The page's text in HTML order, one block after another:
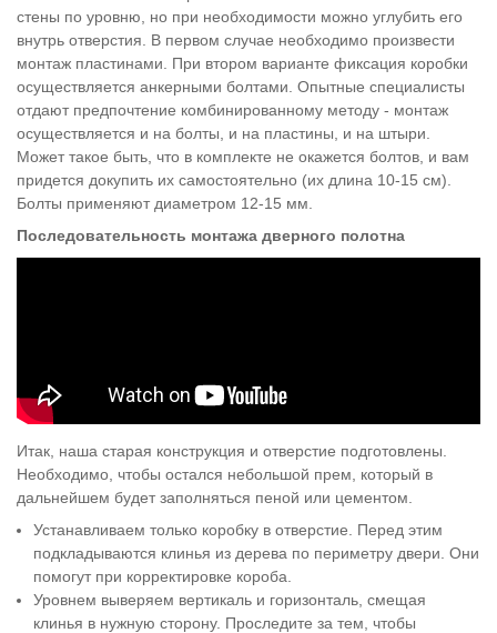
стены по уровню, но при необходимости можно углубить его
внутрь отверстия. В первом случае необходимо произвести
монтаж пластинами. При втором варианте фиксация коробки
осуществляется анкерными болтами. Опытные специалисты
отдают предпочтение комбинированному методу - монтаж
осуществляется и на болты, и на пластины, и на штыри.
Может такое быть, что в комплекте не окажется болтов, и вам
придется докупить их самостоятельно (их длина 10-15 см).
Болты применяют диаметром 12-15 мм.
Последовательность монтажа дверного полотна
Итак, наша старая конструкция и отверстие подготовлены.
Необходимо, чтобы остался небольшой прем, который в
дальнейшем будет заполняться пеной или цементом.
Устанавливаем только коробку в отверстие. Перед этим
подкладываются клинья из дерева по периметру двери. Они
помогут при корректировке короба.
Уровнем выверяем вертикаль и горизонталь, смещая
клинья в нужную сторону. Проследите за тем, чтобы